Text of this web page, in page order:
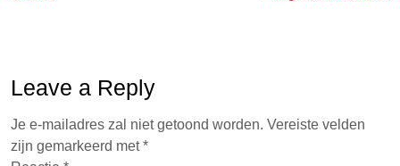
Leave a Reply
Je e-mailadres zal niet getoond worden. Vereiste velden
zijn gemarkeerd met*